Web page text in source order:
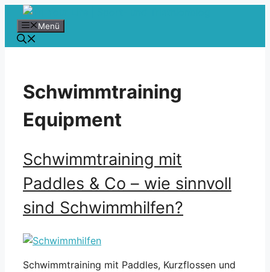
Zum
Inhalt
springen
Menü
Schwimmtraining
Equipment
Schwimmtraining mit
Paddles & Co – wie sinnvoll
sind Schwimmhilfen?
Schwimmtraining mit Paddles, Kurzflossen und